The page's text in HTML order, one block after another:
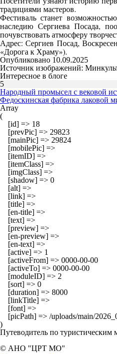
традициями мастеров.
Фестиваль станет
наследию Сергиева Посада,
почувствовать атмосферу
Адрес: Сергиев Посад,
«Дорога к Храму»).
Опубликовано 10.09.2025
Источник изображений:
Интересное в блоге
5
Народный промысел с вековой
Федоскинская фабрика лаковой
Array
(
    [id] => 18
    [prevPic] => 29823
    [mainPic] => 29824
    [mobilePic] =>
    [itemID] =>
    [itemClass] =>
    [imgClass] =>
    [shadow] => 0
    [alt] =>
    [link] =>
    [title] =>
    [en-title] =>
    [text] =>
    [preview] =>
    [en-preview] =>
    [en-text] =>
    [active] => 1
    [activeFrom] => 0000-00-00
    [activeTo] => 0000-00-00
    [moduleID] => 2
    [sort] => 0
    [duration] => 8000
    [linkTitle] =>
    [font] =>
[picPath] => /uploads/main/
Путеводитель по туристическим
© АНО "ЦРТ МО"